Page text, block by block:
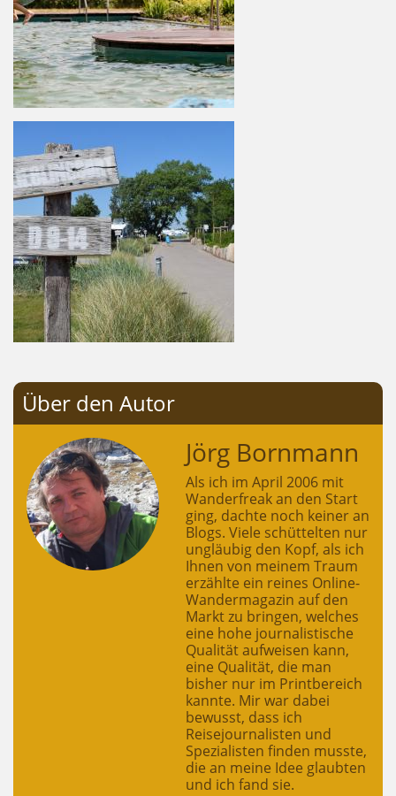
Über den Autor
Jörg Bornmann
Als ich im April 2006 mit
Wanderfreak an den Start
ging, dachte noch keiner an
Blogs. Viele schüttelten nur
ungläubig den Kopf, als ich
Ihnen von meinem Traum
erzählte ein reines Online-
Wandermagazin auf den
Markt zu bringen, welches
eine hohe journalistische
Qualität aufweisen kann,
eine Qualität, die man
bisher nur im Printbereich
kannte. Mir war dabei
bewusst, dass ich
Reisejournalisten und
Spezialisten finden musste,
die an meine Idee glaubten
und ich fand sie.